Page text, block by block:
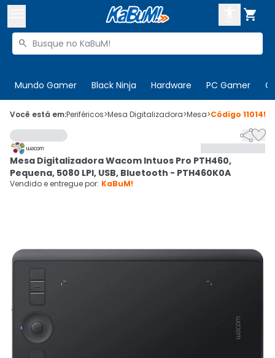

Buscar produtos

Mundo Gamer Black Ninja Hardware PC Gamer
 Olá. Acesse sua conta
 Departamentos
Cupons
CADASTRE-SE
Você está em:Periféricos>Mesa Digitalizadora>Mesa>Código 110145

Mesa Digitalizadora Wacom Intuos Pro PTH460,
Pequena, 5080 LPI, USB, Bluetooth - PTH460K0A
Vendido e entregue por: KaBuM!